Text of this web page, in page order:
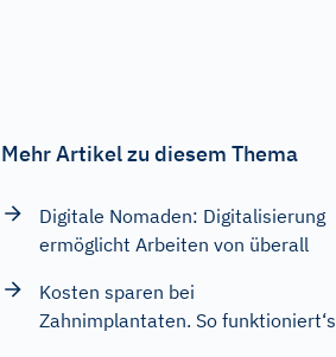
Mehr Artikel zu diesem Thema
Digitale Nomaden: Digitalisierung
ermöglicht Arbeiten von überall
Kosten sparen bei
Zahnimplantaten. So funktioniert‘s